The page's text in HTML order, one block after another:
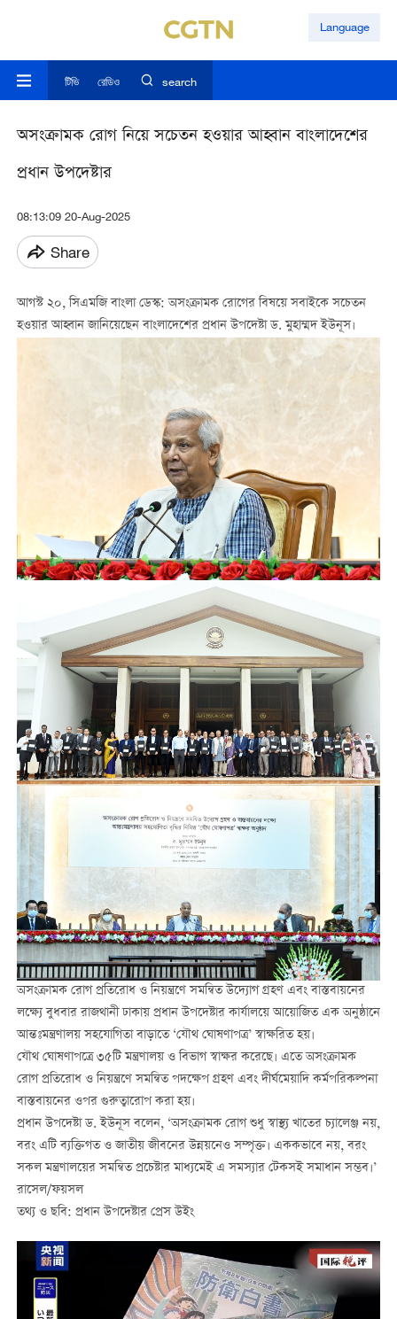
Language
টিভি রেডিও search
অসংক্রামক রোগ নিয়ে সচেতন হওয়ার আহ্বান বাংলাদেশের
প্রধান উপদেষ্টার
08:13:09 20-Aug-2025
Share
আগস্ট ২০, সিএমজি বাংলা ডেস্ক: অসংক্রামক রোগের বিষয়ে সবাইকে সচেতন
হওয়ার আহ্বান জানিয়েছেন বাংলাদেশের প্রধান উপদেষ্টা ড. মুহাম্মদ ইউনূস।
অসংক্রামক রোগ প্রতিরোধ ও নিয়ন্ত্রণে সমন্বিত উদ্যোগ গ্রহণ এবং বাস্তবায়নের
লক্ষ্যে বুধবার রাজথানী ঢাকায় প্রধান উপদেষ্টার কার্যালয়ে আয়োজিত এক অনুষ্ঠানে
আন্তঃমন্ত্রণালয় সহযোগিতা বাড়াতে ‘যৌথ ঘোষণাপত্র’ স্বাক্ষরিত হয়।
যৌথ ঘোষণাপত্রে ৩৫টি মন্ত্রণালয় ও বিভাগ স্বাক্ষর করেছে। এতে অসংক্রামক
রোগ প্রতিরোধ ও নিয়ন্ত্রণে সমন্বিত পদক্ষেপ গ্রহণ এবং দীর্ঘমেয়াদি কর্মপরিকল্পনা
বাস্তবায়নের ওপর গুরুত্বারোপ করা হয়।
প্রধান উপদেষ্টা ড. ইউনূস বলেন, ‘অসংক্রামক রোগ শুধু স্বাস্থ্য খাতের চ্যালেঞ্জ নয়,
বরং এটি ব্যক্তিগত ও জাতীয় জীবনের উন্নয়নেও সম্পৃক্ত। এককভাবে নয়, বরং
সকল মন্ত্রণালয়ের সমন্বিত প্রচেষ্টার মাধ্যমেই এ সমস্যার টেকসই সমাধান সম্ভব।’
রাসেল/ফয়সল
তথ্য ও ছবি: প্রধান উপদেষ্টার প্রেস উইং